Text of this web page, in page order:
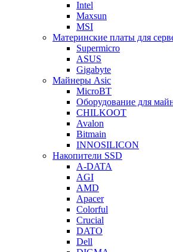
Intel
Maxsun
MSI
Материнские платы для
Supermicro
ASUS
Gigabyte
Майнеры Asic
MicroBT
Оборудование для
CHILKOOT
Avalon
Bitmain
INNOSILICON
Накопители SSD
A-DATA
AGI
AMD
Apacer
Colorful
Crucial
DATO
Dell